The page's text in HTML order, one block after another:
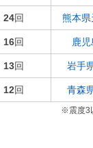
24回 熊本
16回 鹿
13回 岩手
12回 青森
※震度3